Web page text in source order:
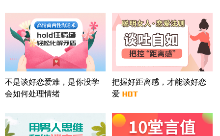
情感方案
北京-朝阳 151****3189
22分钟前
微信用户 巧?媚儿 通过此页面咨询，已获得专属情感
方案
上海-浦东 177****9074
56分钟前
微信用户 Liberty 通过此页面咨询，已获得专属情感
方案
广东-广州 188****5632
湖北-武汉 135****7410
41分钟前
不是谈好恋爱难，是你没学
会如何处理情绪
把握好距离感，才能谈好恋
爱